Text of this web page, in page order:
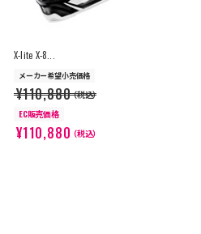
X-lite X-8...
メーカー希望小売価格
¥110,880（税込）
EC販売価格
¥110,880（税込）